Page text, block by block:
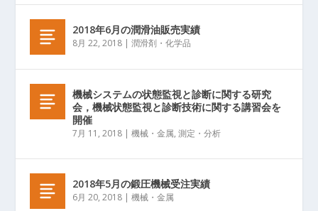
2018年6月の潤滑油販売実績
8月 22, 2018 |潤滑剤・化学品
機械システムの状態監視と診断に関する研究
会，機械状態監視と診断技術に関する講習会を
開催
7月 11, 2018 |機械・金属,測定・分析
2018年5月の鍛圧機械受注実績
6月 20, 2018 |機械・金属